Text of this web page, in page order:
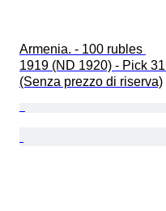
Armenia. - 100 rubles
1919 (ND 1920) - Pick 31
(Senza prezzo di riserva)